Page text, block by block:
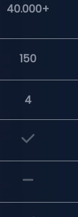
40.000+
150
4